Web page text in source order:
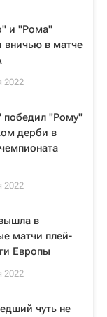
и "Рома"
вничью в матче
2022
"Рому"
дерби в
2022
в
матчи плей-
Европы
2022
чуть не